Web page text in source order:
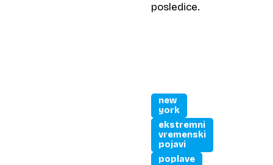
posledice.
new
york
ekstremni
vremenski
pojavi
poplave